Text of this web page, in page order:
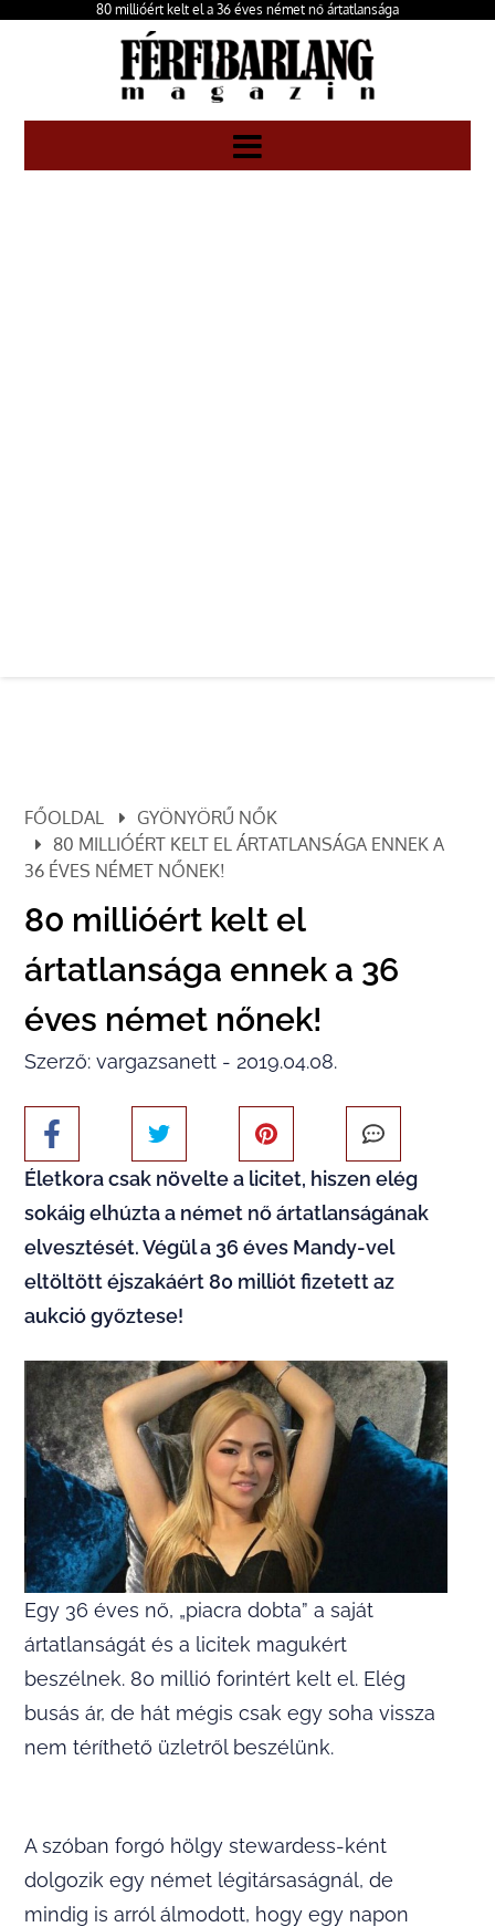
80 millióért kelt el a 36 éves német nő ártatlansága
FŐOLDAL
GYÖNYÖRŰ NŐK
80 MILLIÓÉRT KELT EL ÁRTATLANSÁGA ENNEK A
36 ÉVES NÉMET NŐNEK!
80 millióért kelt el
ártatlansága ennek a 36
éves német nőnek!
Szerző: vargazsanett - 2019.04.08.
Életkora csak növelte a licitet, hiszen elég
sokáig elhúzta a német nő ártatlanságának
elvesztését. Végül a 36 éves Mandy-vel
eltöltött éjszakáért 80 milliót fizetett az
aukció győztese!
Egy 36 éves nő, „piacra dobta” a saját
ártatlanságát és a licitek magukért
beszélnek. 80 millió forintért kelt el. Elég
busás ár, de hát mégis csak egy soha vissza
nem téríthető üzletről beszélünk.
A szóban forgó hölgy stewardess-ként
dolgozik egy német légitársaságnál, de
mindig is arról álmodott, hogy egy napon